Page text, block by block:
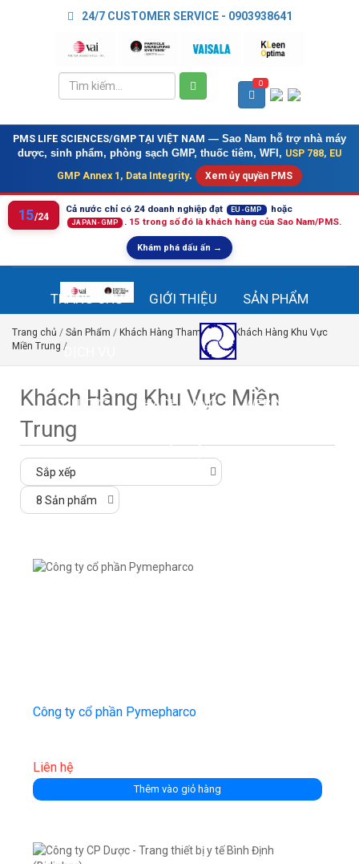
24/7 CUSTOMER SERVICE - 0903938641
0
PMS LIFE SCIENCES/GMP TẠI VIỆT NAM — Sao Nam hỗ trợ nhà máy
dược, sinh phẩm, phòng sạch GMP, thuốc tiêm, WFI, USP 788, EU
GMP Annex 1, Data Integrity. Xem ủy quyền PMS
15/24
Cả nước chỉ có 24 doanh nghiệp đạt EU-GMP hoặc
JAPAN-GMP . 15 trong số đó là khách hàng của Sao Nam/PMS.
Khám phá dấu ấn →
TRANG CHỦ GIỚI THIỆU SẢN PHẨM
DỊCH VỤ
TIN TỨC KHÁCH HÀNG WEBINAR
Trang chủ / Sản Phẩm / Khách Hàng Tham Khảo /Khách Hàng Khu Vực
Miền Trung /
Khách Hàng Khu Vực Miền
Trung
Công ty cổ phần Pymepharco
Liên hệ
Thêm vào giỏ hàng